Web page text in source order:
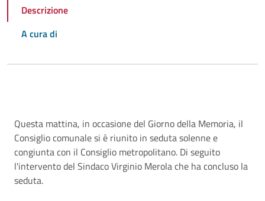
Descrizione
A cura di
Descrizione
Questa mattina, in occasione del Giorno della Memoria, il
Consiglio comunale si è riunito in seduta solenne e
congiunta con il Consiglio metropolitano. Di seguito
l'intervento del Sindaco Virginio Merola che ha concluso la
seduta.